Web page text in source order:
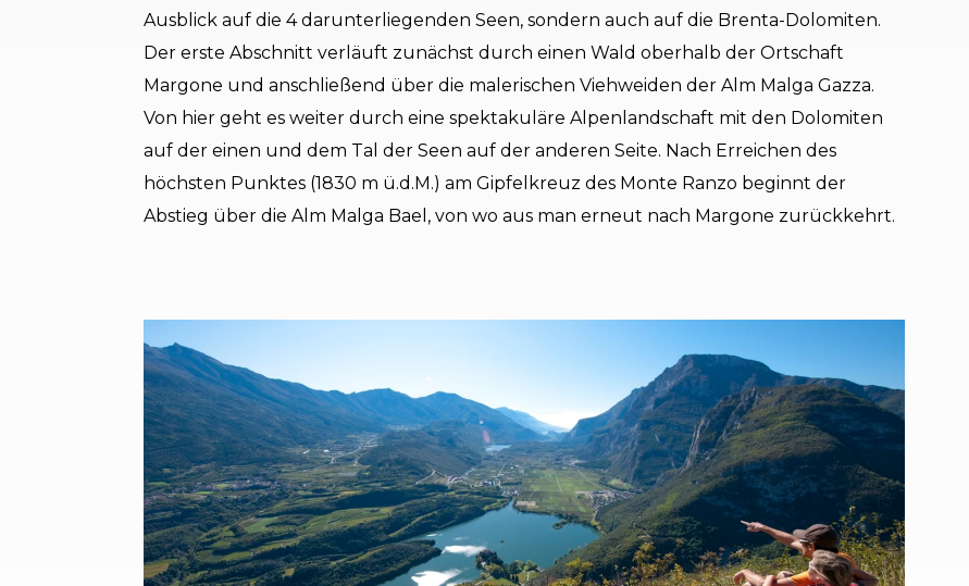
Ausblick auf die 4 darunterliegenden Seen, sondern auch auf die Brenta-Dolomiten.
Der erste Abschnitt verläuft zunächst durch einen Wald oberhalb der Ortschaft
Margone und anschließend über die malerischen Viehweiden der Alm Malga Gazza.
Von hier geht es weiter durch eine spektakuläre Alpenlandschaft mit den Dolomiten
auf der einen und dem Tal der Seen auf der anderen Seite. Nach Erreichen des
höchsten Punktes (1830 m ü.d.M.) am Gipfelkreuz des Monte Ranzo beginnt der
Abstieg über die Alm Malga Bael, von wo aus man erneut nach Margone zurückkehrt.